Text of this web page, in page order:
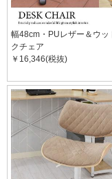
幅48cm・PUレザー＆ウッ
クチェア
￥16,346(税抜)